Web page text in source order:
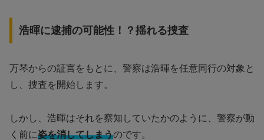
浩暉に逮捕の可能性！？揺れる捜査
万琴からの証言をもとに、警察は浩暉を任意同行の対象と
し、捜査を開始します。
しかし、浩暉はそれを察知していたかのように、警察が動
く前に姿を消してしまうのです。